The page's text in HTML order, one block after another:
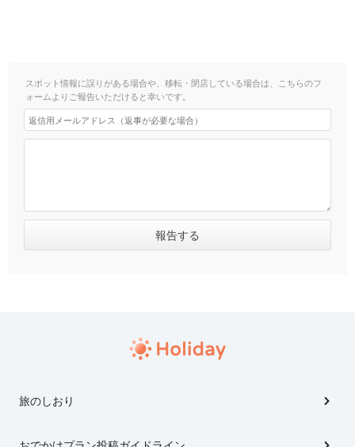
スポット情報に誤りがある場合や、移転・閉店している場合は、こちらのフ
ォームよりご報告いただけると幸いです。
旅のしおり